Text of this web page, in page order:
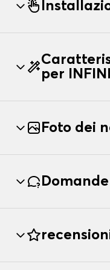
per
Foto dei
Domande